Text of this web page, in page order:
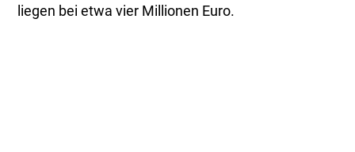
liegen bei etwa vier Millionen Euro.